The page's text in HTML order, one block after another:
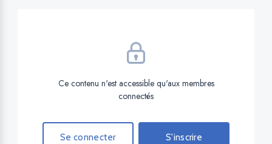
Ce contenu n'est accessible qu'aux membres
connectés
Se connecter S'inscrire